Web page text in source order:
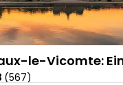
le-Vicomte:
(567)